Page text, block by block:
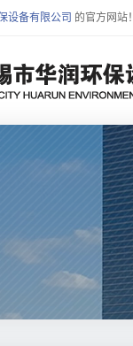
设备有限公司 的官方网站！